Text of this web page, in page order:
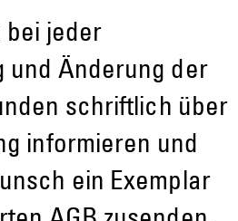
bei jeder
und Änderung der
schriftlich über
informieren und
ein Exemplar